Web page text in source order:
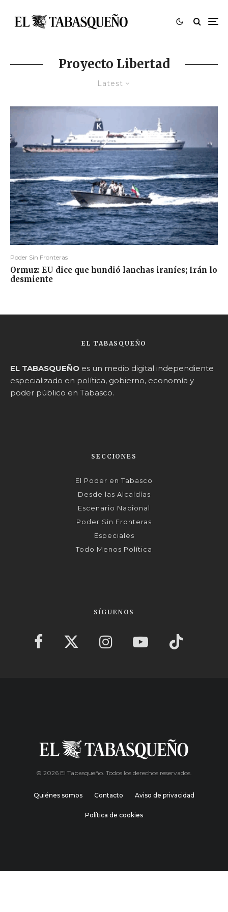
Proyecto Libertad
Latest
Poder Sin Fronteras
Ormuz: EU dice que hundió lanchas iraníes; Irán lo
desmiente
EL TABASQUEÑO
EL TABASQUEÑO es un medio digital independiente
especializado en política, gobierno, economía y
poder público en Tabasco.
SECCIONES
El Poder en Tabasco
Desde las Alcaldías
Escenario Nacional
Poder Sin Fronteras
Especiales
Todo Menos Política
SÍGUENOS
© 2026 El Tabasqueño. Todos los derechos reservados.
Quiénes somos Contacto Aviso de privacidad
Política de cookies